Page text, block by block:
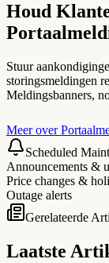
Houd
Stuur
storingsmeldingen
Meldingsbanners,
Meer over
Scheduled
Announcements &
Price changes &
Outage alerts
Gerelateerde
Laatste